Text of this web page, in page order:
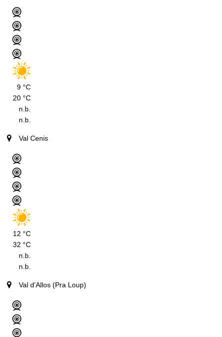
9 °C
20 °C
n.b.
n.b.
Val Cenis
12 °C
32 °C
n.b.
n.b.
Val d'Allos (Pra Loup)